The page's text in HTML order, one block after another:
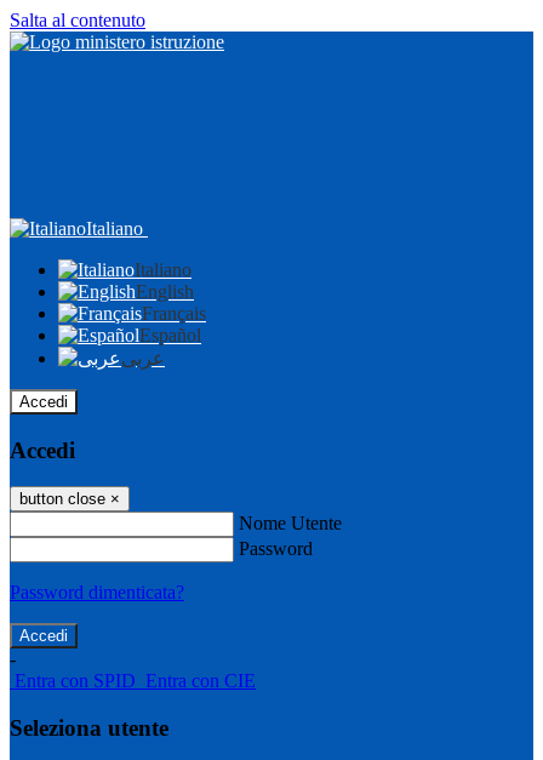
Salta al contenuto
Italiano
Italiano
English
Français
Español
عربى
Accedi
Accedi
button close ×
Nome Utente
Password
Password dimenticata?
-
Entra con SPID Entra con CIE
Seleziona utente